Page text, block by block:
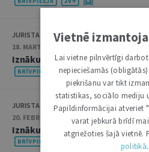
JURISTA VĀRDS
18. MARTS 2026 • 12:42
Iznākusi “Jurista Vārda”
JURISTA VĀRDS
20. FEBRUĀRIS 2026 • 11:52
Iznākusi “Jurista Vārda”
Vietnē
Lai vietne pilnvērtīgi
nepieciešamās
piekrišanu var tikt
statistikas, sociālo mediju
Papildinformācijai atveriet
varat jebkurā brīdī
atgriežoties šajā vietnē.
politikā.